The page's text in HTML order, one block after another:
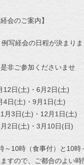
会のご案内】
写経会の日程が決まり
非ご参加くださいませ
12日(土)・6月2日(土)
4日(土)・9月1日(土)
月3日(土)・12月1日(土)
2日(土)・3月10日(日)
～10時（食事付）と10時
すので、ご都合のよい時